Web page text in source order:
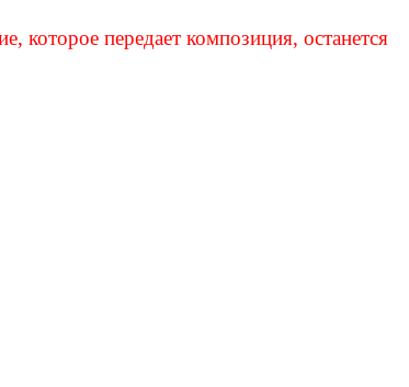
которое передает композиция, останется